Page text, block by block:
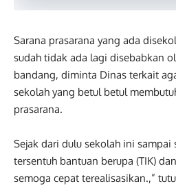
Sarana prasarana yang ada
sudah tidak ada lagi disebabkan
bandang, diminta Dinas terkait
sekolah yang betul betul
prasarana.
Sejak dari dulu sekolah ini sampai
tersentuh bantuan berupa (TIK)
semoga cepat terealisasikan.,”